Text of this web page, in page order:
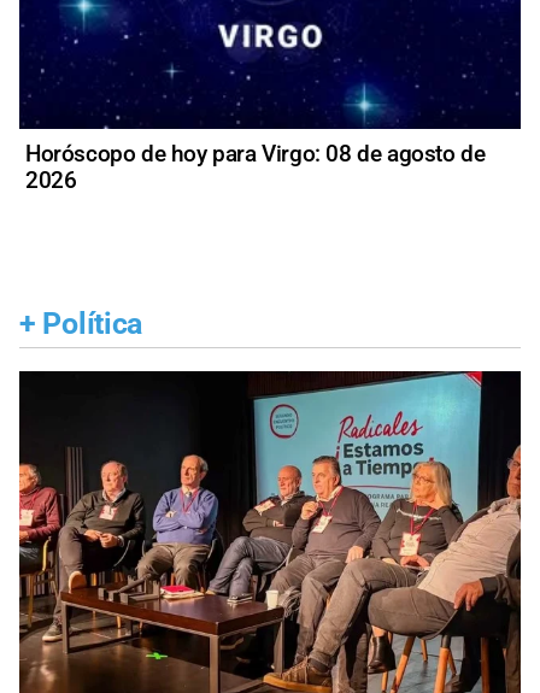
Horóscopo de hoy para Virgo: 08 de agosto de
2026
+ Política